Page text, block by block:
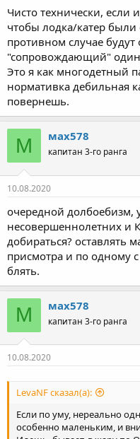
Чисто технически,
чтобы лодка/катер
противном случае будут
"сопровождающий" один
Это я как многодетный
нормативка дебильная
повернешь.
М мах578
капитан 3-го ранга
10.08.2020
очередной долбоебизм,
несовершеннолетних и
добираться? оставлять
присмотра и по одному
блять.
М мах578
капитан 3-го ранга
10.08.2020
LevaNF сказал(а):
Если по уму, нереально
особенно маленьким, и